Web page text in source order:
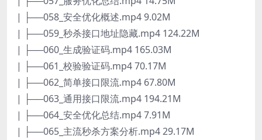
| ├──058_安全优化概述.mp4 9.02M
| ├──059_秒杀接口地址隐藏.mp4 124.22M
| ├──060_生成验证码.mp4 165.03M
| ├──061_校验验证码.mp4 70.17M
| ├──062_简单接口限流.mp4 67.80M
| ├──063_通用接口限流.mp4 194.21M
| ├──064_安全优化总结.mp4 7.91M
| ├──065_主流秒杀方案分析.mp4 29.17M